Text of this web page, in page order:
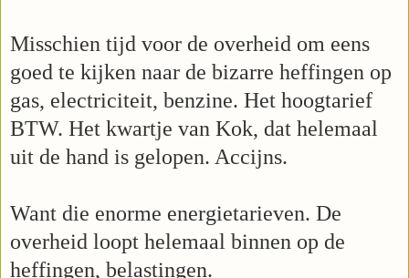
Misschien tijd voor de overheid om eens
goed te kijken naar de bizarre heffingen op
gas, electriciteit, benzine. Het hoogtarief
BTW. Het kwartje van Kok, dat helemaal
uit de hand is gelopen. Accijns.
Want die enorme energietarieven. De
overheid loopt helemaal binnen op de
heffingen, belastingen.